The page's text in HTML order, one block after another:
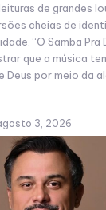
de grandes
cheias de
“O Samba Pra
que a música
Deus por meio da
3, 2026